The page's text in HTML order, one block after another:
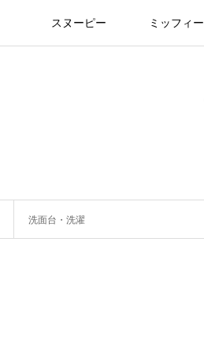
スヌーピー ミッフィー
洗面台・洗濯